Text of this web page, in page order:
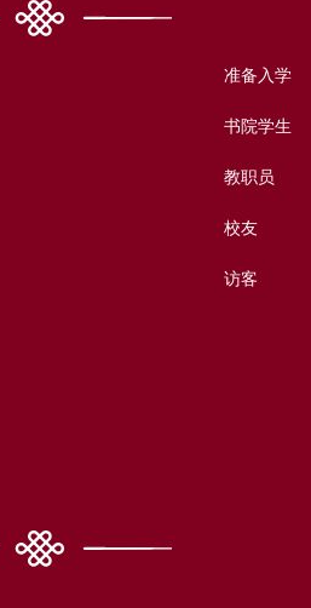
准备入学
书院学生
教职员
校友
访客